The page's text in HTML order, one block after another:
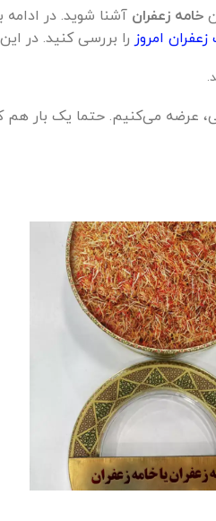
خامه زعفران آشنا شوید. در
امروز را بررسی کنید. در
عرضه می‌کنیم. حتما یک بار